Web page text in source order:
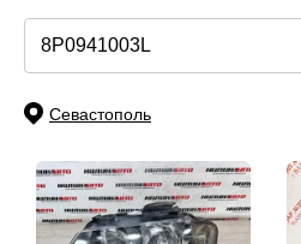
Севастополь